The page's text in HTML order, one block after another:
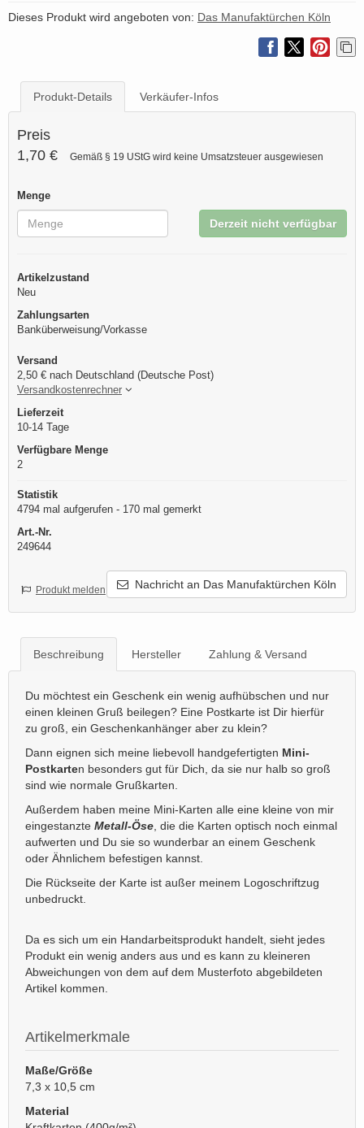
Dieses Produkt wird angeboten von: Das Manufaktürchen Köln
Produkt-Details Verkäufer-Infos
Preis
1,70 €
Gemäß § 19 UStG wird keine Umsatzsteuer ausgewiesen
Menge
Derzeit nicht verfügbar
Artikelzustand
Neu
Zahlungsarten
Banküberweisung/Vorkasse
Versand
2,50 € nach Deutschland (Deutsche Post)
Versandkostenrechner
Lieferzeit
10-14 Tage
Verfügbare Menge
2
Statistik
4794 mal aufgerufen - 170 mal gemerkt
Art.-Nr.
249644
Nachricht an Das Manufaktürchen Köln
Produkt melden
Beschreibung Hersteller Zahlung & Versand
Du möchtest ein Geschenk ein wenig aufhübschen und nur
einen kleinen Gruß beilegen? Eine Postkarte ist Dir hierfür
zu groß, ein Geschenkanhänger aber zu klein?
Dann eignen sich meine liebevoll handgefertigten Mini-
Postkarten besonders gut für Dich, da sie nur halb so groß
sind wie normale Grußkarten.
Außerdem haben meine Mini-Karten alle eine kleine von mir
eingestanzte Metall-Öse, die die Karten optisch noch einmal
aufwerten und Du sie so wunderbar an einem Geschenk
oder Ähnlichem befestigen kannst.
Die Rückseite der Karte ist außer meinem Logoschriftzug
unbedruckt.
Da es sich um ein Handarbeitsprodukt handelt, sieht jedes
Produkt ein wenig anders aus und es kann zu kleineren
Abweichungen von dem auf dem Musterfoto abgebildeten
Artikel kommen.
Artikelmerkmale
Maße/Größe
7,3 x 10,5 cm
Material